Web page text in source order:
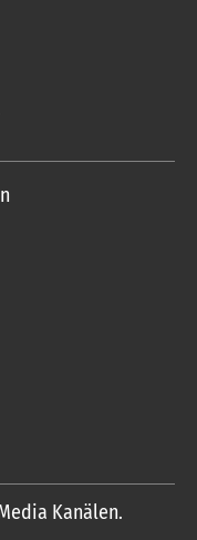
Kanälen.